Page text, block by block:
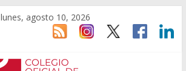
lunes, agosto 10, 2026